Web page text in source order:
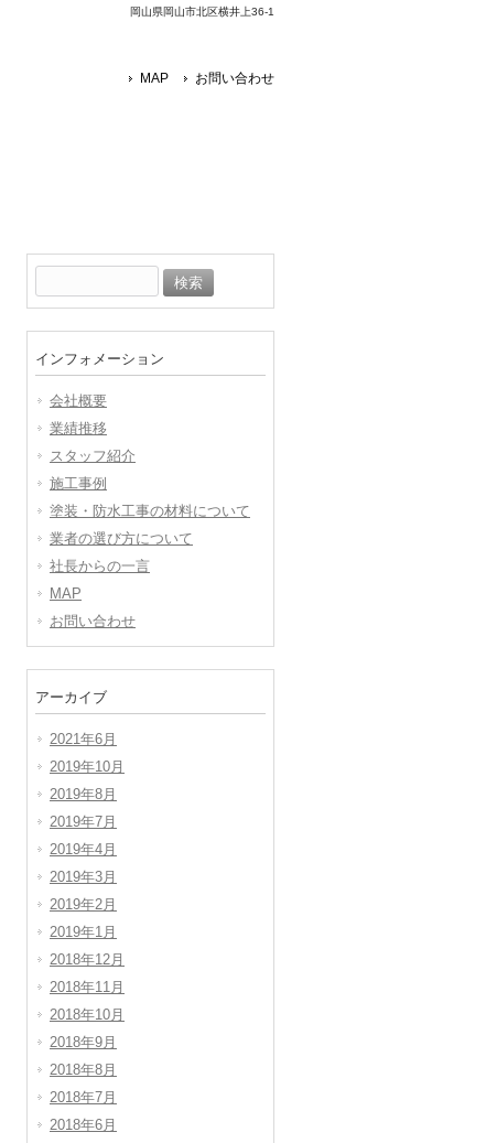
岡山県岡山市北区横井上36-1
MAP お問い合わせ
索:
インフォメーション
会社概要
業績推移
スタッフ紹介
施工事例
塗装・防水工事の材料について
業者の選び方について
社長からの一言
MAP
お問い合わせ
アーカイブ
2021年6月
2019年10月
2019年8月
2019年7月
2019年4月
2019年3月
2019年2月
2019年1月
2018年12月
2018年11月
2018年10月
2018年9月
2018年8月
2018年7月
2018年6月